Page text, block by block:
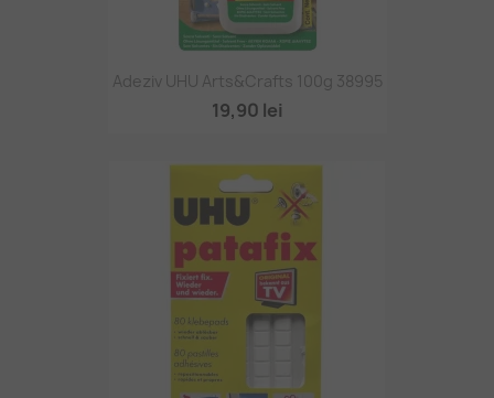
Adeziv UHU Arts&Crafts 100g 38995
19,90 lei